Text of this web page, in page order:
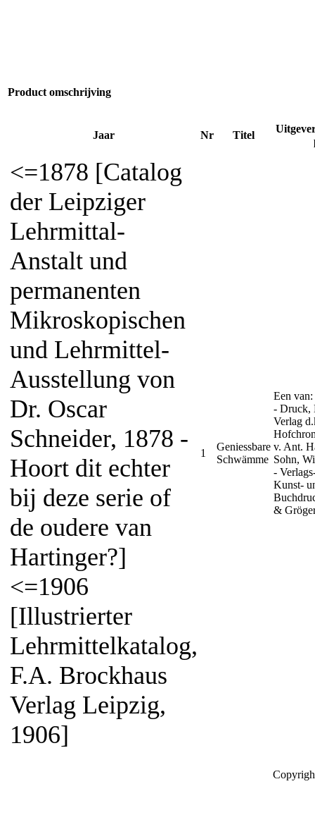
Product omschrijving
Jaar Nr Titel
<=1878 [Catalog
der Leipziger
Lehrmittal-
Anstalt und
permanenten
Mikroskopischen
und Lehrmittel-
Ausstellung von
Dr. Oscar
Schneider, 1878 -
Hoort dit echter
bij deze serie of
de oudere van
Hartinger?]
<=1906
[Illustrierter
Lehrmittelkatalog,
F.A. Brockhaus
Verlag Leipzig,
1906]
1
Geniessbare
Schwämme
Een van:
- Druck,
Verlag
v. Ant.
Sohn,
-
Kunst-
&